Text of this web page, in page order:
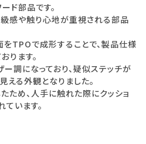
ド部品です。
感や触り心地が重視される部品
TPOで成形することで、製品仕様
ります。
調になっており、疑似ステッチが
える外観となりました。
ため、人手に触れた際にクッショ
います。